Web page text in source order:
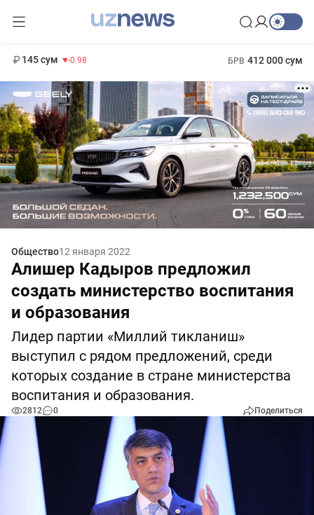
145 сум -0.98 БРВ 412 000 сум
Общество12 января 2022
Алишер Кадыров предложил
создать министерство воспитания
и образования
Лидер партии «Миллий тикланиш»
выступил с рядом предложений, среди
которых создание в стране министерства
воспитания и образования.
2812 0 Поделиться